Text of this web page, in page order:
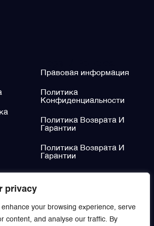
privacy
your browsing experience, serve
content, and analyse our traffic. By
Правовая информация
Политика
Конфиденциальности
Политика Возврата И
Гарантии
Политика Возврата И
Гарантии